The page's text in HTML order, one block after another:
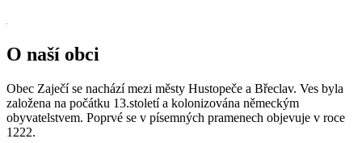
O naší obci
Obec Zaječí se nachází mezi městy Hustopeče a Břeclav. Ves byla
založena na počátku 13.století a kolonizována německým
obyvatelstvem. Poprvé se v písemných pramenech objevuje v roce
1222.